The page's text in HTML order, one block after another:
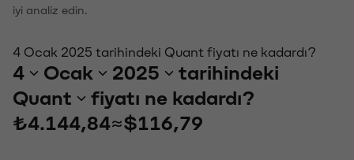
iyi analiz edin.
4 Ocak 2025 tarihindeki Quant fiyatı ne kadardı?
4 Ocak 2025
tarihindeki
Quant
fiyatı ne kadardı?
₺4.144,84≈$116,79